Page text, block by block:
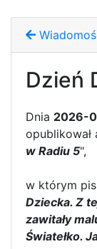
Dzień
Dnia 2026-
opublikował
w Radiu 5",
w którym
Dziecka. Z
zawitały
Światełko.